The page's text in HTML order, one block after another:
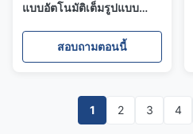
แบบอัตโนมัติเต็มรูปแบบ
กก./ชม. เครื่องจักรผลิตเกล็ด
ข้าวโพดสอบถามตอนนี้
1 2 3 4